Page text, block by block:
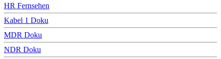
HR Fernsehen
Kabel 1 Doku
MDR Doku
NDR Doku